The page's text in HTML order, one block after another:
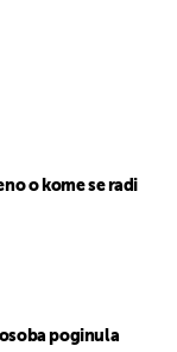
o kome se radi
poginula